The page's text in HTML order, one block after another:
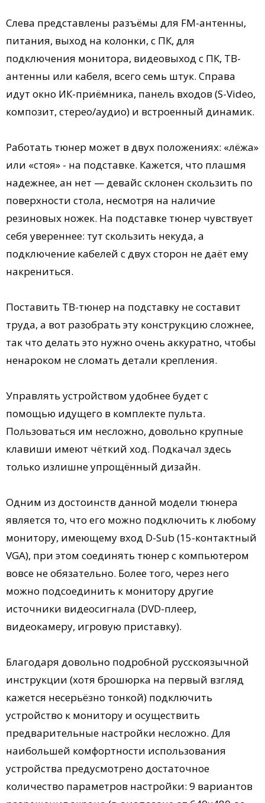
Слева представлены разъёмы для FM-антенны,
питания, выход на колонки, с ПК, для
подключения монитора, видеовыход с ПК, ТВ-
антенны или кабеля, всего семь штук. Справа
идут окно ИК-приёмника, панель входов (S-Video,
композит, стерео/аудио) и встроенный динамик.
Работать тюнер может в двух положениях: «лёжа»
или «стоя» - на подставке. Кажется, что плашмя
надежнее, ан нет — девайс склонен скользить по
поверхности стола, несмотря на наличие
резиновых ножек. На подставке тюнер чувствует
себя увереннее: тут скользить некуда, а
подключение кабелей с двух сторон не даёт ему
накрениться.
Поставить ТВ-тюнер на подставку не составит
труда, а вот разобрать эту конструкцию сложнее,
так что делать это нужно очень аккуратно, чтобы
ненароком не сломать детали крепления.
Управлять устройством удобнее будет с
помощью идущего в комплекте пульта.
Пользоваться им несложно, довольно крупные
клавиши имеют чёткий ход. Подкачал здесь
только излишне упрощённый дизайн.
Одним из достоинств данной модели тюнера
является то, что его можно подключить к любому
монитору, имеющему вход D-Sub (15-контактный
VGA), при этом соединять тюнер с компьютером
вовсе не обязательно. Более того, через него
можно подсоединить к монитору другие
источники видеосигнала (DVD-плеер,
видеокамеру, игровую приставку).
Благодаря довольно подробной русскоязычной
инструкции (хотя брошюрка на первый взгляд
кажется несерьёзно тонкой) подключить
устройство к монитору и осуществить
предварительные настройки несложно. Для
наибольшей комфортности использования
устройства предусмотрено достаточное
количество параметров настройки: 9 вариантов